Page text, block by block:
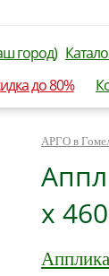
город)
до 80%
АРГО в
х